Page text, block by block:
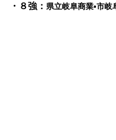
・８強： 県立岐阜商業•市岐